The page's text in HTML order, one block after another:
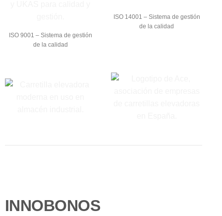
ISO 9001 – Sistema de gestión
de la calidad
ISO 14001 – Sistema de gestión
de la calidad
INNOBONOS